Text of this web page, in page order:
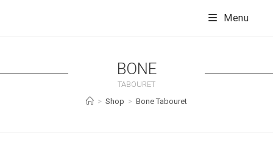
Menu
BONE
TABOURET
> Shop > Bone Tabouret